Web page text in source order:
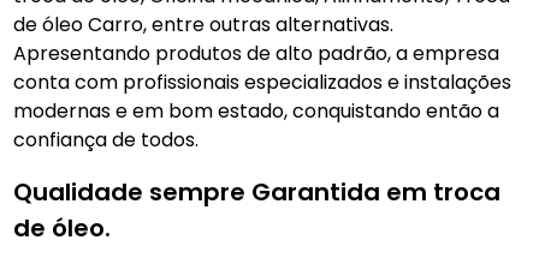
de óleo Carro, entre outras alternativas.
Apresentando produtos de alto padrão, a empresa
conta com profissionais especializados e instalações
modernas e em bom estado, conquistando então a
confiança de todos.
Qualidade sempre Garantida em troca
de óleo.